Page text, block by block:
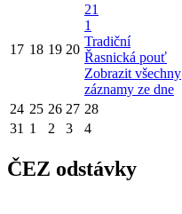
17 18 19 20
21
1
Tradiční
Řasnická pouť
Zobrazit všechny
záznamy ze dne
24 25 26 27 28
31 1 2 3 4
ČEZ odstávky